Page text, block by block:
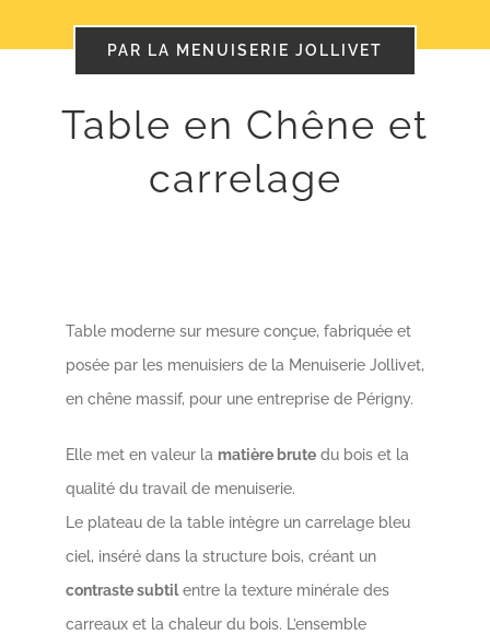
Isolation
PAR LA MENUISERIE JOLLIVET
Table en Chêne et
carrelage
Table moderne sur mesure conçue, fabriquée et
posée par les menuisiers de la Menuiserie Jollivet,
en chêne massif, pour une entreprise de Périgny.
Elle met en valeur la matière brutedu bois et la
qualité du travail de menuiserie.
Le plateau de la table intègre un carrelage bleu
ciel, inséré dans la structure bois, créant un
contraste subtilentre la texture minérale des
carreaux et la chaleur du bois. L’ensemble